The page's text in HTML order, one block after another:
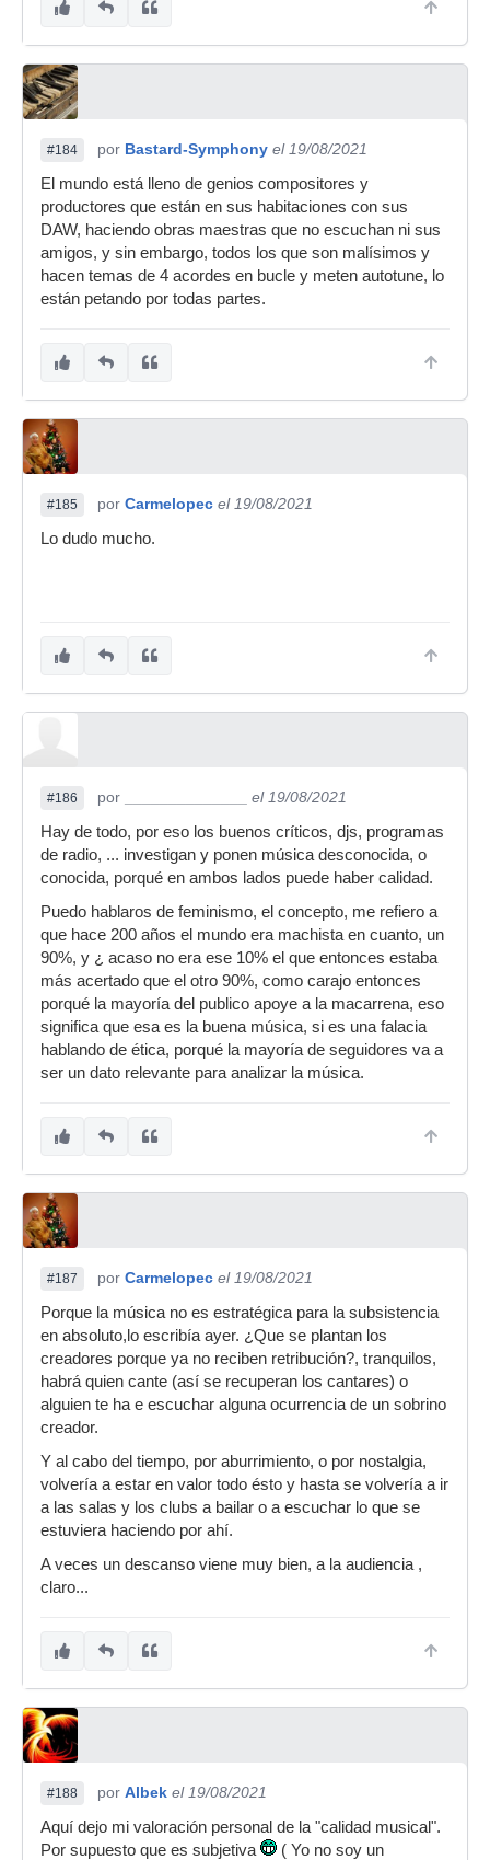
#184 por Bastard-Symphony el 19/08/2021
El mundo está lleno de genios compositores y
productores que están en sus habitaciones con sus
DAW, haciendo obras maestras que no escuchan ni sus
amigos, y sin embargo, todos los que son malísimos y
hacen temas de 4 acordes en bucle y meten autotune, lo
están petando por todas partes.
#185 por Carmelopec el 19/08/2021
Lo dudo mucho.
#186 por
el 19/08/2021
Hay de todo, por eso los buenos críticos, djs, programas
de radio, ... investigan y ponen música desconocida, o
conocida, porqué en ambos lados puede haber calidad.
Puedo hablaros de feminismo, el concepto, me refiero a
que hace 200 años el mundo era machista en cuanto, un
90%, y ¿ acaso no era ese 10% el que entonces estaba
más acertado que el otro 90%, como carajo entonces
porqué la mayoría del publico apoye a la macarrena, eso
significa que esa es la buena música, si es una falacia
hablando de ética, porqué la mayoría de seguidores va a
ser un dato relevante para analizar la música.
#187 por Carmelopec el 19/08/2021
Porque la música no es estratégica para la subsistencia
en absoluto,lo escribía ayer. ¿Que se plantan los
creadores porque ya no reciben retribución?, tranquilos,
habrá quien cante (así se recuperan los cantares) o
alguien te ha e escuchar alguna ocurrencia de un sobrino
creador.
Y al cabo del tiempo, por aburrimiento, o por nostalgia,
volvería a estar en valor todo ésto y hasta se volvería a ir
a las salas y los clubs a bailar o a escuchar lo que se
estuviera haciendo por ahí.
A veces un descanso viene muy bien, a la audiencia ,
claro...
#188 por Albek el 19/08/2021
Aquí dejo mi valoración personal de la "calidad musical".
Por supuesto que es subjetiva
( Yo no soy un